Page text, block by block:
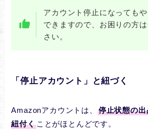
アカウント停止になっても
できますので、お困りの方
さい。
「停止アカウント」と紐づく
Amazonアカウントは、
停止状態の
紐付くことがほとんどです。